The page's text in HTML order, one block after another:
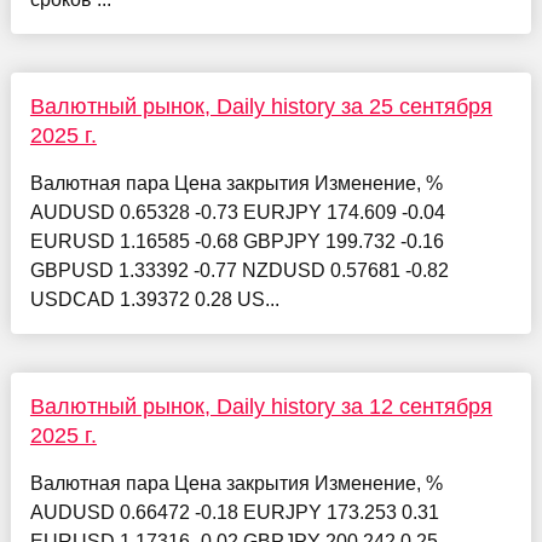
Валютный рынок, Daily history за 25 сентября
2025 г.
Валютная пара Цена закрытия Изменение, %
AUDUSD 0.65328 -0.73 EURJPY 174.609 -0.04
EURUSD 1.16585 -0.68 GBPJPY 199.732 -0.16
GBPUSD 1.33392 -0.77 NZDUSD 0.57681 -0.82
USDCAD 1.39372 0.28 US...
Валютный рынок, Daily history за 12 сентября
2025 г.
Валютная пара Цена закрытия Изменение, %
AUDUSD 0.66472 -0.18 EURJPY 173.253 0.31